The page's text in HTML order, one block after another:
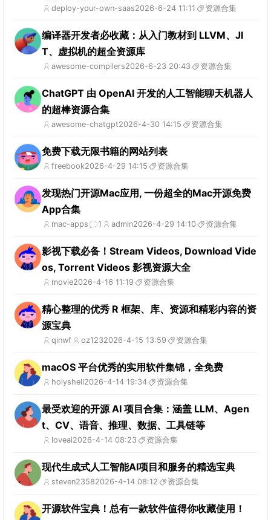
deploy-your-own-saas2026-6-24 11:11 资源合集
编译器开发者必收藏：从入门教材到 LLVM、JI
T、虚拟机的超全资源库
awesome-compilers2026-6-23 20:43 资源合集
ChatGPT 由 OpenAI 开发的人工智能聊天机器人
的超棒资源合集
awesome-chatgpt2026-4-30 14:15 资源合集
免费下载无限书籍的网站列表
freebook2026-4-29 14:15 资源合集
发现热门开源Mac应用, 一份超全的Mac开源免费
App合集
mac-apps 1 admin2026-4-29 14:10 资源合集
影视下载必备！Stream Videos, Download Vide
os, Torrent Videos 影视资源大全
movie2026-4-16 11:19 资源合集
精心整理的优秀 R 框架、库、资源和精彩内容的资
源宝典
qinwf oz1232026-4-15 13:59 资源合集
macOS 平台优秀的实用软件集锦，全免费
holyshell2026-4-14 19:34 资源合集
最受欢迎的开源 AI 项目合集：涵盖 LLM、Agen
t、CV、语音、推理、数据、工具链等
loveai2026-4-14 08:23 资源合集
现代生成式人工智能AI项目和服务的精选宝典
steven23582026-4-14 08:12 资源合集
开源软件宝典！总有一款软件值得你收藏使用！